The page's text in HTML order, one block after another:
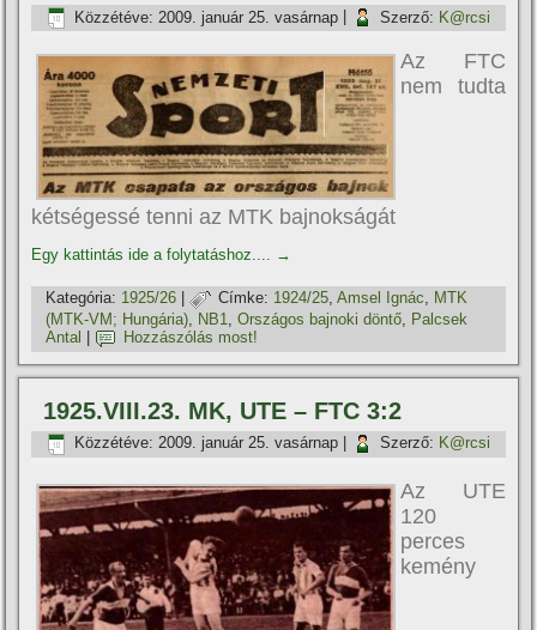
Közzétéve: 2009. január 25. vasárnap Szerző: K@rcsi
Az FTC
nem tudta
kétségessé tenni az MTK bajnokságát
Egy kattintás ide a folytatáshoz.... →
Kategória: 1925/26 | Címke: 1924/25,Amsel Ignác, MTK
(MTK-VM; Hungária)
NB1 ,Országos bajnoki döntő
Palcsek
Antal
Hozzászólás most!
1925.VIII.23. MK, UTE – FTC 3:2
Közzétéve: 2009. január 25. vasárnap Szerző: K@rcsi
Az UTE
120
perces
kemény